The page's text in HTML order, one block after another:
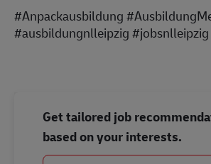
#Anpackausbildung
#ausbildungnlleipzig #jobsnlleipzig
Get tailored job
based on your interests.